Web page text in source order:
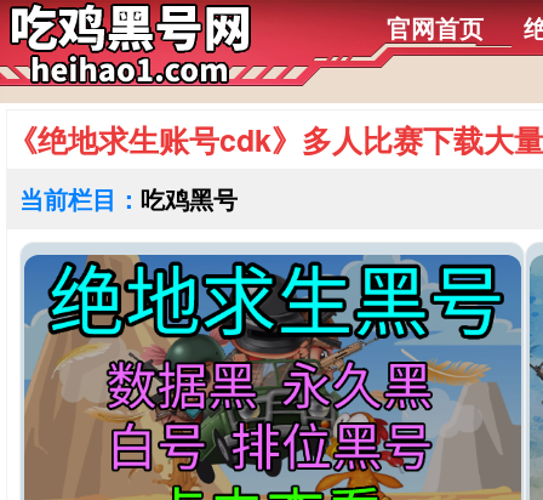
官网首页
《绝地求生账号cdk》多人比赛下载大
当前栏目： 吃鸡黑号